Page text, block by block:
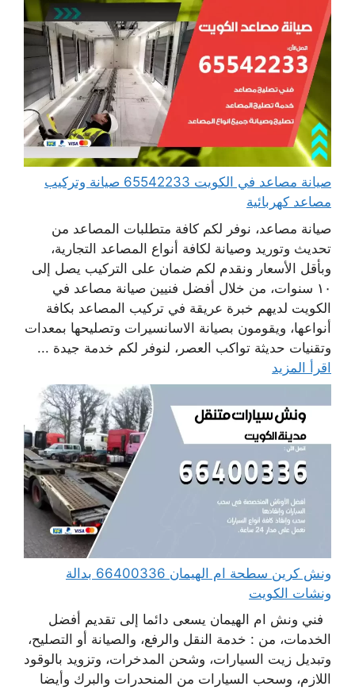
صيانة مصاعد في الكويت 65542233 صيانة وتركيب
مصاعد كهربائية
صيانة مصاعد، نوفر لكم كافة متطلبات المصاعد من
تحديث وتوريد وصيانة لكافة أنواع المصاعد التجارية،
وبأقل الأسعار ونقدم لكم ضمان على التركيب يصل إلى
١٠ سنوات، من خلال أفضل فنيين صيانة مصاعد في
الكويت لديهم خبرة عريقة في تركيب المصاعد بكافة
أنواعها، ويقومون بصيانة الاسانسيرات وتصليحها بمعدات
وتقنيات حديثة تواكب العصر، لنوفر لكم خدمة جيدة ...
اقرأ المزيد
ونش كرين سطحة ام الهيمان 66400336 بدالة
ونشات الكويت
فني ونش ام الهيمان يسعى دائما إلى تقديم أفضل
الخدمات، من : خدمة النقل والرفع، والصيانة أو التصليح،
وتبديل زيت السيارات، وشحن المدخرات، وتزويد بالوقود
اللازم، وسحب السيارات من المنحدرات والبرك وأيضا